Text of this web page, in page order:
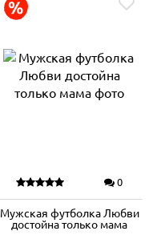
0
Мужская футболка Любви
достойна только мама